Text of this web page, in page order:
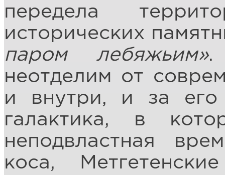
передела
исторических
паром лебяжьим».
неотделим от
и внутри, и за
галактика, в
неподвластная
коса,